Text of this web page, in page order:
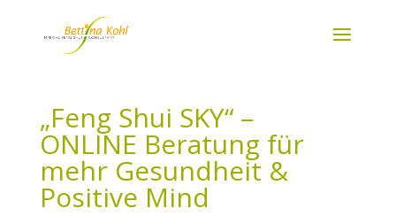
„Feng Shui SKY“ –
ONLINE Beratung für
mehr Gesundheit &
Positive Mind